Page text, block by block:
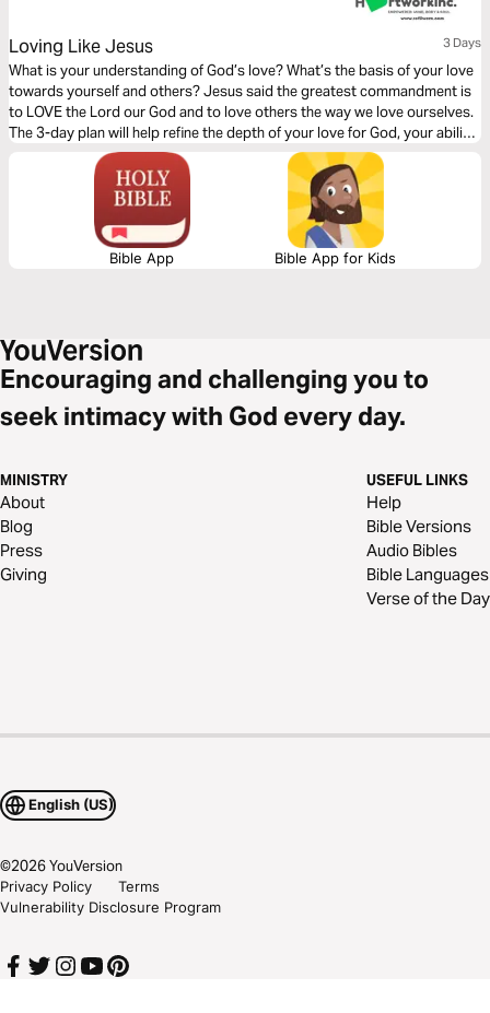
Loving Like Jesus 3 Days
What is your understanding of God’s love? What’s the basis of your love
towards yourself and others? Jesus said the greatest commandment is
to LOVE the Lord our God and to love others the way we love ourselves.
The 3-day plan will help refine the depth of your love for God, your ability
to love yourself, and the measure in which you love others.
Bible App Bible App for Kids
Encouraging and challenging you to
seek intimacy with God every day.
MINISTRY
About
Blog
Press
Giving
USEFUL LINKS
Help
Bible Versions
Audio Bibles
Bible Languages
Verse of the Day
English (US)
©2026YouVersion
Privacy Policy
Terms
Vulnerability Disclosure Program